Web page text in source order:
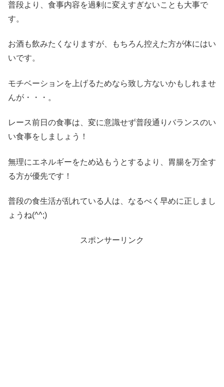
普段より、食事内容を過剰に変えすぎないことも大事で
す。
お酒も飲みたくなりますが、もちろん控えた方が体にはい
いです。
モチベーションを上げるためなら致し方ないかもしれませ
んが・・・。
レース前日の食事は、変に意識せず普段通りバランスのい
い食事をしましょう！
無理にエネルギーをため込もうとするより、胃腸を万全す
る方が優先です！
普段の食生活が乱れている人は、なるべく早めに正しまし
ょうね(^^;)
スポンサーリンク